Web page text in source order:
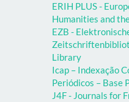
ERIH PLUS -
Humanities and
EZB -
Library
Icap – Indexação
Periódicos – Base
J4F - Journals for